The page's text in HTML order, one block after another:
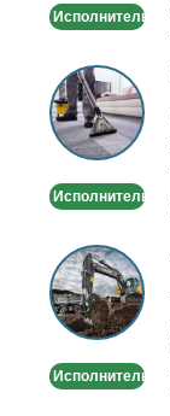
Исполнитель
Химчистка
ковров
на
дому/
Исполнитель
Аренда
спецтехники
в
Москве
Исполнитель